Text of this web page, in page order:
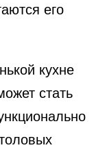
его
кухне
стать